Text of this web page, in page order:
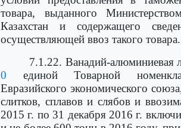
товара, выданного
Казахстан и содержащего
осуществляющей ввоз такого товара.
7.1.22. Ванадий-алюминиевая
0 единой Товарной
Евразийского экономического
слитков, сплавов и слябов и
2015 г. по 31 декабря 2016 г.